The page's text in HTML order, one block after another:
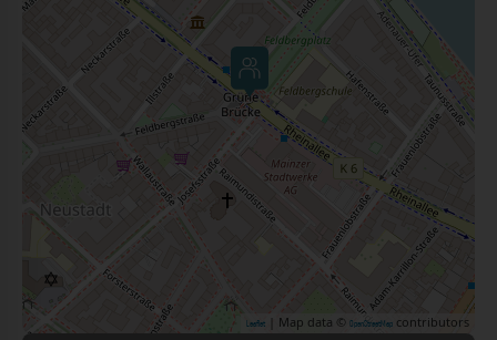
Leaflet | Map data © OpenStreetMap contributors